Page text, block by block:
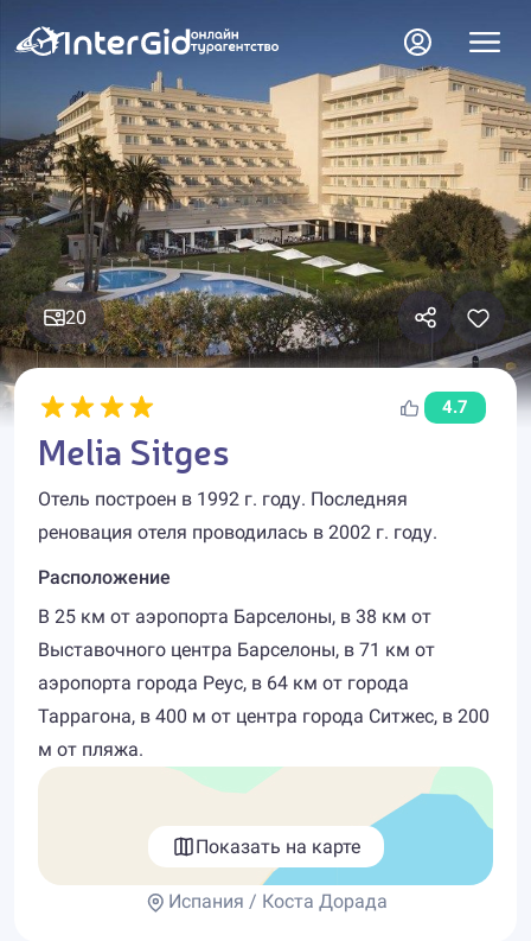
20
4.7
Melia Sitges
Отель построен в 1992 г. году. Последняя
реновация отеля проводилась в 2002 г. году.
Расположение
В 25 км от аэропорта Барселоны, в 38 км от
Выставочного центра Барселоны, в 71 км от
аэропорта города Реус, в 64 км от города
Таррагона, в 400 м от центра города Ситжес, в 200
м от пляжа.
Показать на карте
Испания / Коста Дорада